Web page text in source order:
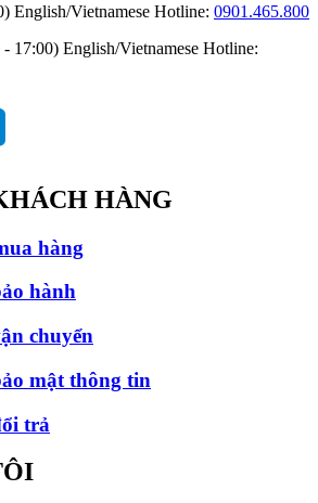
English/Vietnamese Hotline: 0901.465.800
17:00) English/Vietnamese Hotline:
HÀNG
hàng
hành
chuyển
mật thông tin
trả